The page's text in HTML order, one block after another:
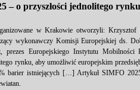
– o przyszłości jednolitego
w Krakowie otworzyli:
wykonawczy Komisji Europejskiej ds.
prezes Europejskiego Instytutu Mobilności
rynku, aby umożliwić europejskim
barier istniejących […] Artykuł SIMFO